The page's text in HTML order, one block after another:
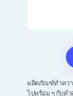
ผลิตภัณฑ์ทำควา
ไปพร้อม ๆ กับทำ